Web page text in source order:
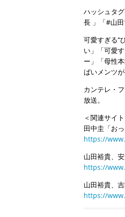
ハッシュタ
長 」「#山
可愛すぎる“
い」「可愛
ー」「母性
ばいメンツ
カンテレ・
放送。
＜関連サイト
田中圭「お
https://
山田裕貴、
https://
山田裕貴、
https://